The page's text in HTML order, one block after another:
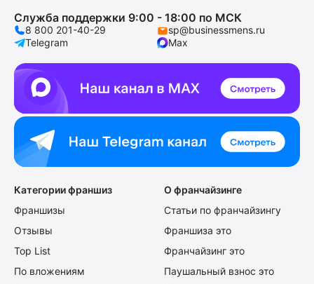
Служба поддержки 9:00 - 18:00 по МСК
8 800 201-40-29
sp@businessmens.ru
Telegram
Max
Категории франшиз
Франшизы
Отзывы
Top List
По вложениям
О франчайзинге
Статьи по франчайзингу
Франшиза это
Франчайзинг это
Паушальный взнос это